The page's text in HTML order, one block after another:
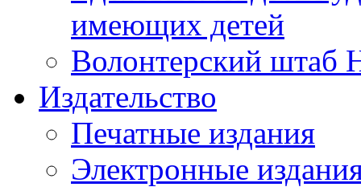
имеющих детей
Волонтерский штаб
Издательство
Печатные издания
Электронные